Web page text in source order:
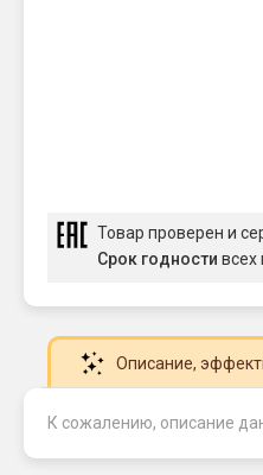
Товар проверен и
Срок годности всех
Описание,
К сожалению, описание